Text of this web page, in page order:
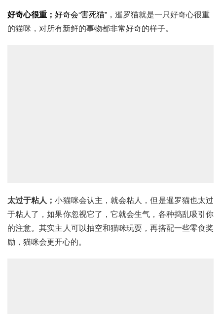
好奇心很重； 好奇会“害死猫”， 暹罗猫就是一只好奇心很重
的猫咪，对所有新鲜的事物都非常好奇的样子。
太过于粘人；小猫咪会认主，就会粘人，但是暹罗猫也太过
于粘人了，如果你忽视它了，它就会生气，各种捣乱吸引你
的注意。其实主人可以抽空和猫咪玩耍，再搭配一些零食奖
励，猫咪会更开心的。